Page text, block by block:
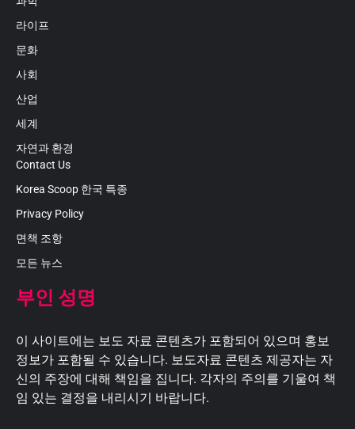
라이프
문화
사회
산업
세계
자연과 환경
Contact Us
Korea Scoop 한국 특종
Privacy Policy
면책 조항
모든 뉴스
부인 성명
이 사이트에는 보도 자료 콘텐츠가 포함되어 있으며 홍보
정보가 포함될 수 있습니다. 보도자료 콘텐츠 제공자는 자
신의 주장에 대해 책임을 집니다. 각자의 주의를 기울여 책
임 있는 결정을 내리시기 바랍니다.